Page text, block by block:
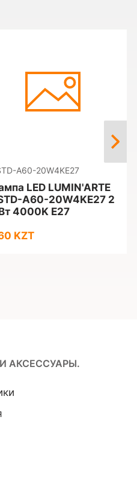
A60-20W4KE27
LED LUMIN'ARTE
A60-20W4KE27 2
4000K E27
KZT
АКСЕССУАРЫ.